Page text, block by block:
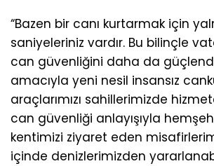
“Bazen bir canı kurtarmak için
saniyeleriniz vardır. Bu bilinçle
can güvenliğini daha da
amacıyla yeni nesil insansız
araçlarımızı sahillerimizde
can güvenliği anlayışıyla
kentimizi ziyaret eden
içinde denizlerimizden